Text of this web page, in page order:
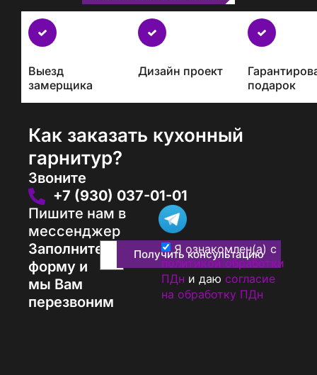
Бесплатно
с
проектом
Выезд
замерщика
Дизайн проект
подарок
Как заказать кухонный
гарнитур?
Звоните
+7 (930) 037-01-01
Пишите нам в
мессенджер
Заполните
форму и
мы Вам
перезвоним
Получить консультацию
Я ознакомлен(а) с
политикой обработки
ПДн и даю согласие
на обработку ПДн